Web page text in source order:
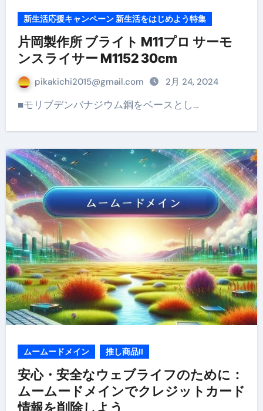
新生活応援キャンペーン 新生活をはじめよう特集
片岡製作所 ブライト M11プロ サーモ
ンスライサー M1152 30cm
pikakichi2015@gmail.com 2月 24, 2024
■モリブデンバナジウム鋼をベースとし…
ムームードメイン 推し商品II
安心・安全なウェブライフのために：
ムームードメインでクレジットカード
情報を削除しよう